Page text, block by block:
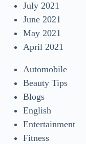
July 2021
June 2021
May 2021
April 2021
Automobile
Beauty Tips
Blogs
English
Entertainment
Fitness